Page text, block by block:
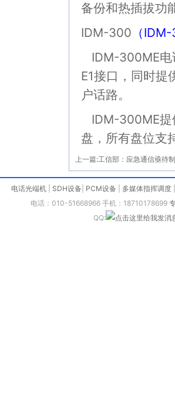
备份和热插拔功
IDM-300 （
IDM-300ME电
E1接口，同时提
户话路。
IDM-300ME提
盘，所有盘位支
上一篇:工信部：应急通信亟待
电话光端机 SDH设备 PCM设备 多媒体指挥调度
电话：010-51668966 手机：18710178699
QQ: